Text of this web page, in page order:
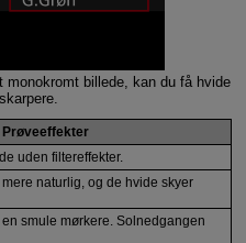
monokromt billede, kan du få hvide
Prøveeffekter
uden filtereffekter.
mere naturlig, og de hvide skyer
en smule mørkere. Solnedgangen